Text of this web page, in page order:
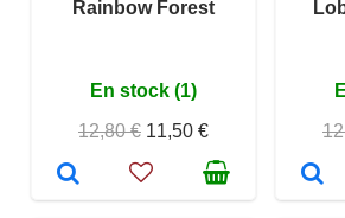
Rainbow Forest
En stock (1)
12,80 € 11,50 €